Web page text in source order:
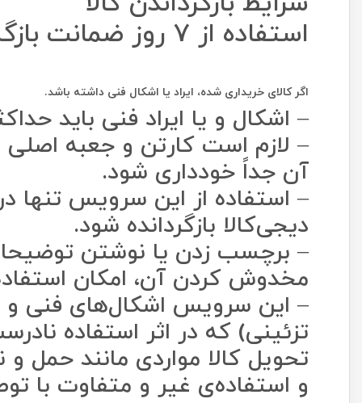
استفاده از 7 روز ضمانت بازگشت چه شرایطی دارد؟
اگر کالای خریداری شده، ایراد یا اشکال فنی داشته باشد.
– اشکال و یا ایراد فنی باید حداکثر تا 7 روز پس از دریافت کالا، به دیجی‌کالا
آن جداً خودداری شود.
– استفاده از این سرویس تنها
دیجی‌کالا بازگردانده شود.
– برچسب زدن یا نوشتن
مخدوش کردن آن، امکان
– این سرویس اشکال‏‏‌های فنی
تزئینی) که در اثر استفاده
تحویل کالا مواردی مانند حمل و
و استفاده‌ی غیر و متفاوت با